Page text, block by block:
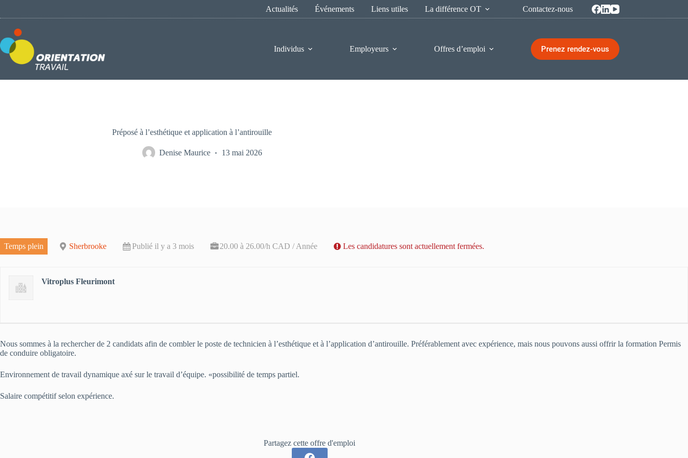
Actualités Événements Liens utiles La différence OT Contactez-nous
Individus Employeurs Offres d’emploi Prenez rendez-vous
Préposé à l’esthétique et application à l’antirouille
Denise Maurice 13 mai 2026
Temps plein Sherbrooke Publié il y a 3 mois 20.00 à 26.00/h CAD / Année Les candidatures sont actuellement fermées.
Vitroplus Fleurimont
Nous sommes à la rechercher de 2 candidats afin de combler le poste de technicien à l’esthétique et à l’application d’antirouille. Préférablement avec expérience, mais nous pouvons aussi offrir la formation Permis
de conduire obligatoire.
Environnement de travail dynamique axé sur le travail d’équipe. «possibilité de temps partiel.
Salaire compétitif selon expérience.
Partagez cette offre d'emploi